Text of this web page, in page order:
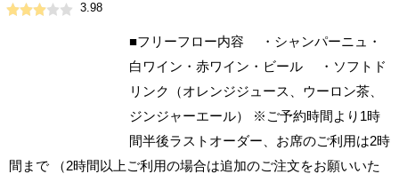
3.98
■フリーフロー内容 ・シャンパーニュ・
白ワイン・赤ワイン・ビール ・ソフトド
リンク（オレンジジュース、ウーロン茶、
ジンジャーエール） ※ご予約時間より1時
間半後ラストオーダー、お席のご利用は2時
間まで （2時間以上ご利用の場合は追加のご注文をお願いいた